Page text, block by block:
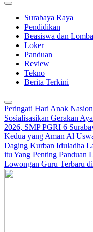
Surabaya Raya
Pendidikan
Beasiswa dan Lomba
Loker
Panduan
Review
Tekno
Berita Terkini
Peringati Hari Anak
Sosialisasikan Gerakan
2026, SMP PGRI 6
Kedua yang Aman Al
Daging Kurban Iduladha
itu Yang Penting Panduan
Lowongan Guru Terbaru